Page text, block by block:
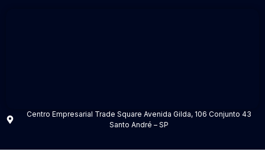
Centro Empresarial Trade Square Avenida Gilda, 106 Conjunto 43
Santo André – SP